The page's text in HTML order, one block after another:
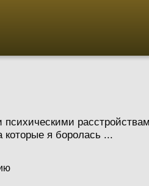
которые я боролась ...